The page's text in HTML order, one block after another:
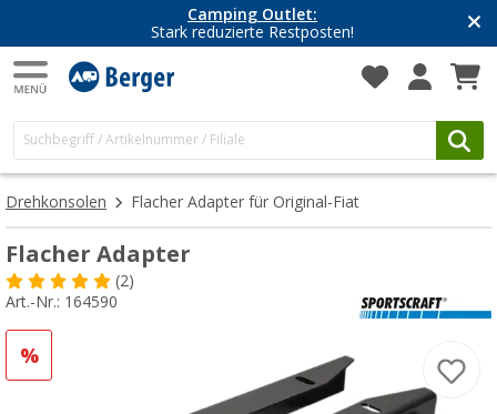
Camping Outlet:
Stark reduzierte Restposten!
Drehkonsolen Flacher Adapter für Original-Fiat
Flacher Adapter
(2)
Art.-Nr.: 164590
%